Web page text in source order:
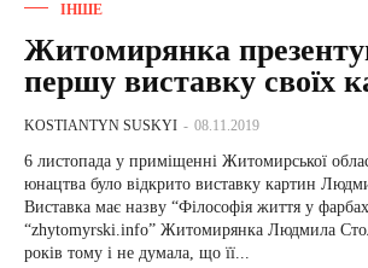
ІНШЕ
Житомирянка
першу виставку своїх
KOSTIANTYN SUSKYI - 08.11.2019
6 листопада у приміщенні Житомирської
юнацтва було відкрито виставку картин
Виставка має назву “Філософія життя у
“zhytomyrski.info” Житомирянка Людмила Столярчук декілька
років тому і не думала, що її...